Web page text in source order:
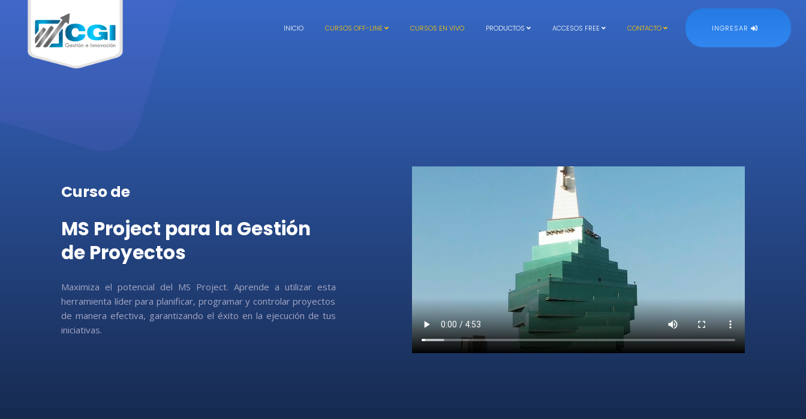
INICIO CURSOS OFF-LINE CURSOS EN VIVO PRODUCTOS ACCESOS FREE CONTACTO INGRESAR
Curso de
MS Project para la Gestión
de Proyectos
Maximiza el potencial del MS Project. Aprende a utilizar esta
herramienta líder para planificar, programar y controlar proyectos
de manera efectiva, garantizando el éxito en la ejecución de tus
iniciativas.